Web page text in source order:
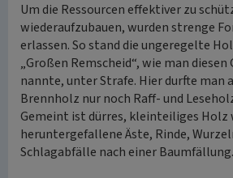
Um die Ressourcen effektiver zu
wiederaufzubauen, wurden strenge
erlassen. So stand die ungeregelte
„Großen Remscheid“, wie man
nannte, unter Strafe. Hier durfte man
Brennholz nur noch Raff- und
Gemeint ist dürres, kleinteiliges Holz
heruntergefallene Äste, Rinde,
Schlagabfälle nach einer Baumfällung.